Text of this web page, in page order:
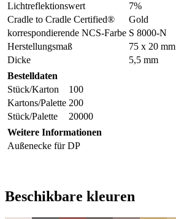
Lichtreflektionswert
7%
Cradle to Cradle Certified®
Gold
korrespondierende NCS-Farbe S 8000-N
Herstellungsmaß
75 x 20 mm
Dicke
5,5 mm
Bestelldaten
Stück/Karton
100
Kartons/Palette 200
Stück/Palette
20000
Weitere Informationen
Außenecke für DP
Beschikbare kleuren